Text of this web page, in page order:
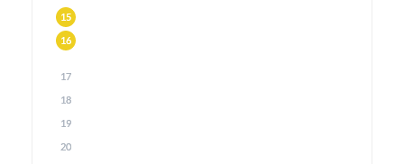
15
16
17
18
19
20